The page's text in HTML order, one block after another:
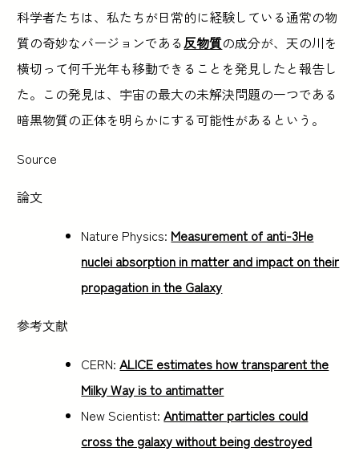
科学者たちは、私たちが日常的に経験している通常の物
質の奇妙なバージョンである反物質の成分が、天の川を
横切って何千光年も移動できることを発見したと報告し
た。この発見は、宇宙の最大の未解決問題の一つである
暗黒物質の正体を明らかにする可能性があるという。
Source
論文
Nature Physics: Measurement of anti-3He
nuclei absorption in matter and impact on their
propagation in the Galaxy
参考文献
CERN:ALICE estimates how transparent the
Milky Way is to antimatter
New Scientist:Antimatter particles could
cross the galaxy without being destroyed